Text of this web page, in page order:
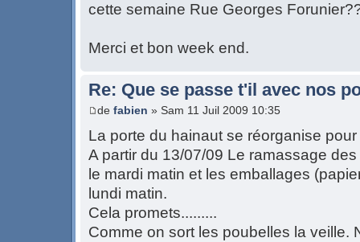
cette semaine Rue Georges
Merci et bon week end.
Re: Que se passe t'il avec nos
de fabien » Sam 11 Juil 2009 10:35
La porte du hainaut se réorganise
A partir du 13/07/09 Le ramassage
le mardi matin et les emballages
lundi matin.
Cela promets.........
Comme on sort les poubelles la veille.